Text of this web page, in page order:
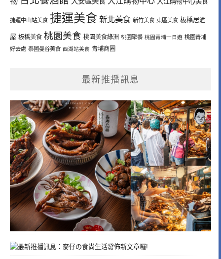
捷運中山站美食 捷運美食 新北美食 新竹美食 東區美食 板橋居酒
屋 板橋美食 桃園美食 桃園美食綠洲 桃園聚餐 桃園青埔一日遊 桃園青埔
好去處 泰國曼谷美食 西湖站美食 青埔商圈
最新推播訊息